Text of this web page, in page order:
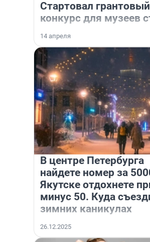
Стартовал грантовый
конкурс для музеев
14 апреля
В центре Петербурга
найдете номер за
Якутске отдохнете
минус 50. Куда
зимних каникулах
26.12.2025